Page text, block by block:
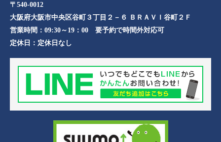
〒540-0012
大阪府大阪市中央区谷町３丁目２－６ ＢＲＡＶＩ谷町２Ｆ
営業時間： 09:30～19：00 要予約で時間外対応可
定休日： 定休日なし